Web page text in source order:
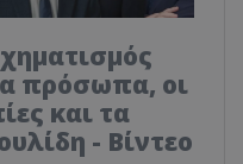
πρόσωπα, οι
και τα
- Βίντεο